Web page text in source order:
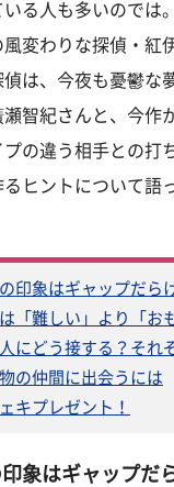
る人も多いのでは。
変わりな探偵・紅
偵は、今夜も憂鬱な
智紀さんと、今作
の違う相手との打
ヒントについて語
印象はギャップだら
「難しい」より「お
にどう接する？それ
の仲間に出会うには
キプレゼント！
象はギャップだ